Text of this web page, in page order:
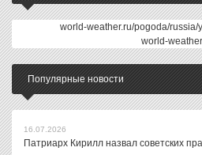
world-weather.ru/pogoda/
world-
Популярные новости
16.07.2026
Патриарх Кирилл назвал советских